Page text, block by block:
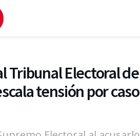
Tribunal Electoral de
tensión por caso